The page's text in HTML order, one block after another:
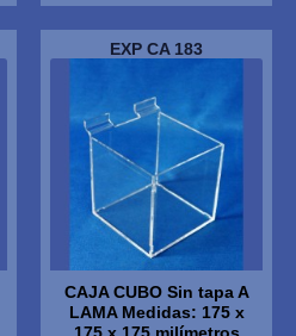
EXP CA 183
CAJA CUBO Sin tapa A
LAMA Medidas: 175 x